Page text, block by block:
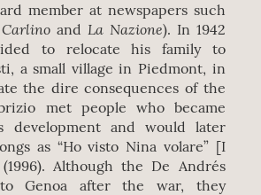
member at newspapers such
and La Nazione). In 1942
to relocate his family to
a small village in Piedmont, in
the dire consequences of the
met people who became
development and would later
as “Ho visto Nina volare” [I
Although the De Andrés
Genoa after the war, they